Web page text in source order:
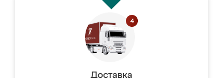
Доставка